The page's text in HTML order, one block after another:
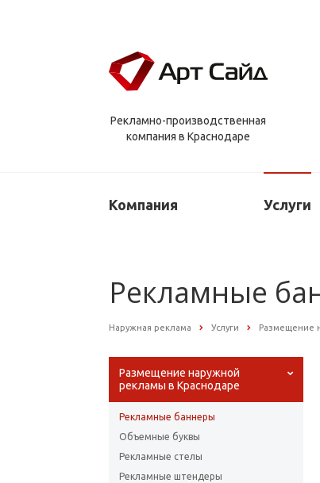
Рекламно-производственная
компания в Краснодаре
Компания Услуги
Рекламные
Наружная реклама Услуги Размещение
Размещение наружной
рекламы в Краснодаре
Рекламные баннеры
Объемные буквы
Рекламные стелы
Рекламные штендеры